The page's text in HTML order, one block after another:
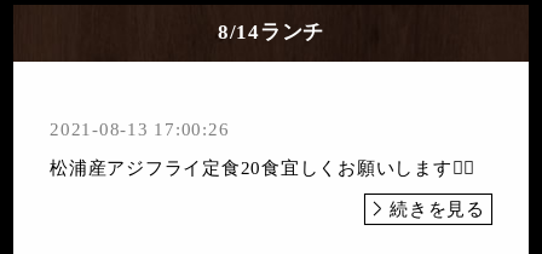
8/14ランチ
2021-08-13 17:00:26
松浦産アジフライ定食20食宜しくお願いします🙇‍♀️
続きを見る